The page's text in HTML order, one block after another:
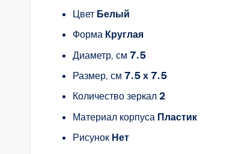
Цвет Белый
Форма Круглая
Диаметр, см 7.5
Размер, см 7.5 х 7.5
Количество зеркал 2
Материал корпуса Пластик
Рисунок Нет